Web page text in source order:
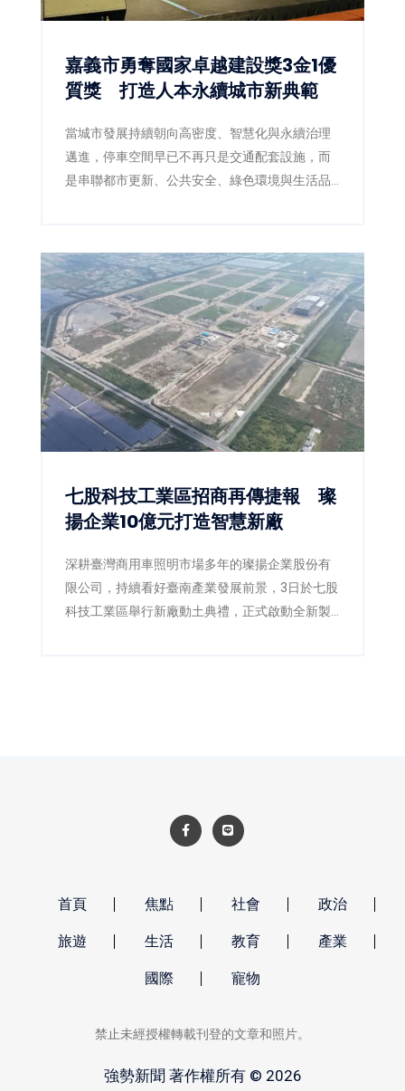
嘉義市勇奪國家卓越建設獎3金1優
質獎 打造人本永續城市新典範
當城市發展持續朝向高密度、智慧化與永續治理
邁進，停車空間早已不再只是交通配套設施，而
是串聯都市更新、公共安全、綠色環境與生活品
思維，成功打造兼具停車、景觀、防災與人本設
計的公共工程，今年更於「2026國家卓越建設
獎」一舉榮獲3項金質獎、1項優質獎，再次展現
嘉義市推動高品質公共建設的卓越成果，也獲得
專業評審一致肯定。
七股科技工業區招商再傳捷報 璨
揚企業10億元打造智慧新廠
深耕臺灣商用車照明市場多年的璨揚企業股份有
限公司，持續看好臺南產業發展前景，3日於七股
科技工業區舉行新廠動土典禮，正式啟動全新製
首頁 焦點 社會 政治
旅遊 生活 教育 產業
國際 寵物
禁止未經授權轉載刊登的文章和照片。
強勢新聞 著作權所有 © 2026